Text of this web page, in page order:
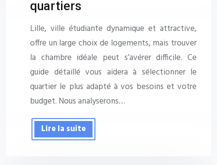
quartiers
Lille, ville étudiante dynamique et attractive,
offre un large choix de logements, mais trouver
la chambre idéale peut s’avérer difficile. Ce
guide détaillé vous aidera à sélectionner le
quartier le plus adapté à vos besoins et votre
budget. Nous analyserons…
Lire la suite